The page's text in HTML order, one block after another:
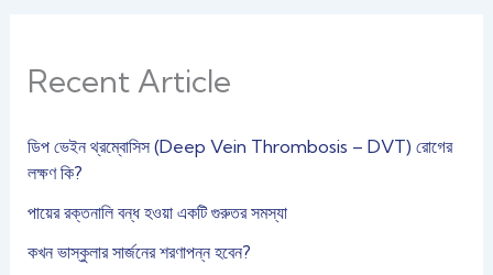
Recent Article
ডিপ ভেইন থ্রম্বোসিস (Deep Vein Thrombosis – DVT) রোগের
লক্ষণ কি?
পায়ের রক্তনালি বন্ধ হওয়া একটি গুরুতর সমস্যা
কখন ভাস্কুলার সার্জনের শরণাপন্ন হবেন?